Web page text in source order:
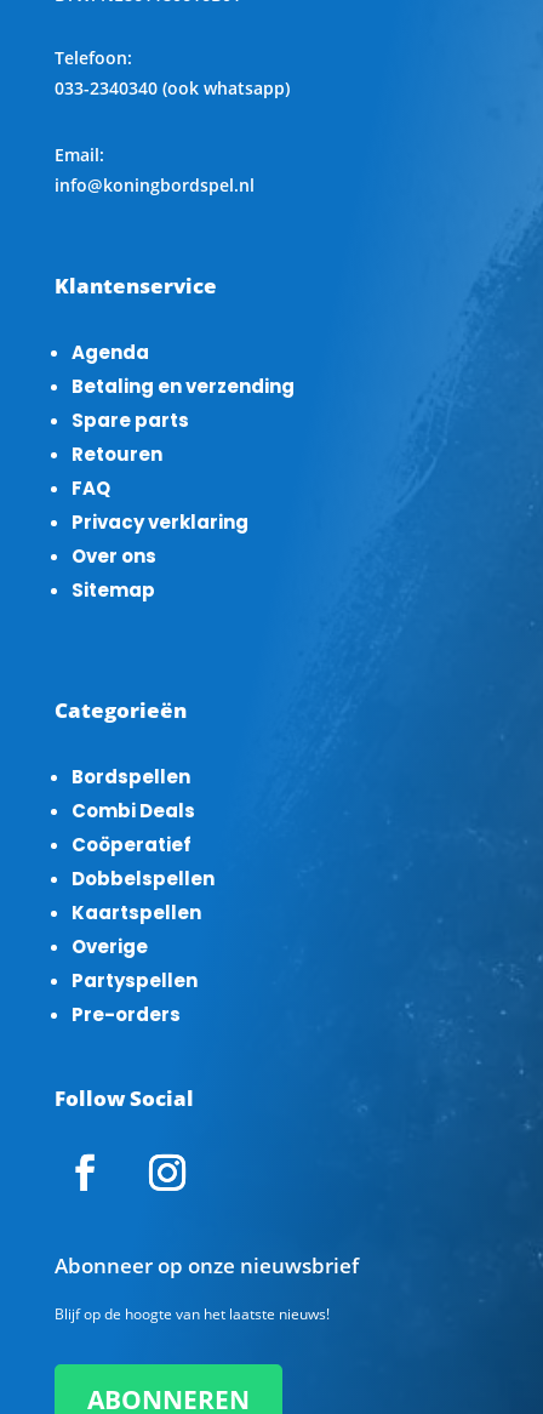
Telefoon:
033-2340340 (ook whatsapp)
Email:
info@koningbordspel.nl
Klantenservice
Agenda
Betaling en verzending
Spare parts
Retouren
FAQ
Privacy verklaring
Over ons
Sitemap
Categorieën
Bordspellen
Combi Deals
Coöperatief
Dobbelspellen
Kaartspellen
Overige
Partyspellen
Pre-orders
Follow Social
Abonneer op onze nieuwsbrief
Blijf op de hoogte van het laatste nieuws!
ABONNEREN